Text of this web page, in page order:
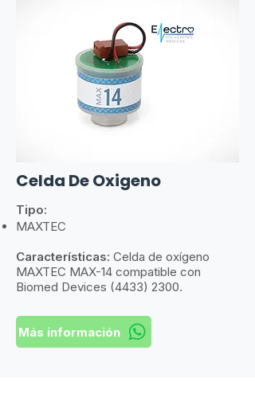
Celda De Oxigeno
Tipo:
MAXTEC
Características: Celda de oxígeno
MAXTEC MAX-14 compatible con
Biomed Devices (4433) 2300.
Más información